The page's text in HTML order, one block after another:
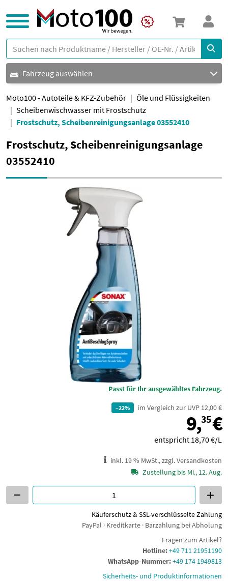
Fahrzeug auswählen
Moto100 - Autoteile & KFZ-Zubehör
Öle und Flüssigkeiten
Scheibenwischwasser mit Frostschutz
Frostschutz, Scheibenreinigungsanlage 03552410
Frostschutz, Scheibenreinigungsanlage
03552410
Passt für Ihr ausgewähltes Fahrzeug.
–22% im Vergleich zur UVP 12,00 €
9,35€
entspricht 18,70 €/L
inkl. 19 % MwSt., zzgl. Versandkosten
Zustellung bis Mi., 12. Aug.
Käuferschutz & SSL-verschlüsselte Zahlung
PayPal · Kreditkarte · Barzahlung bei Abholung
Fragen zum Artikel?
Hotline:+49 711 21951190
WhatsApp-Nummer:+49 174 1949813
Sicherheits- und Produktinformationen